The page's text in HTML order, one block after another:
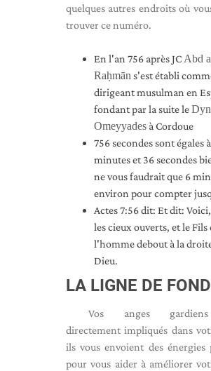
quelques autres endroits où
trouver ce numéro.
En l'an 756 après JC Abd
Raḥmān s'est établi
dirigeant musulman en
fondant par la suite le
Omeyyades à Cordoue
756 secondes sont égales à
minutes et 36 secondes
ne vous faudrait que 6
environ pour compter
Actes 7:56 dit: Et dit:
les cieux ouverts, et le Fils
l'homme debout à la
Dieu.
LA LIGNE DE FOND
Vos anges
directement impliqués dans
ils vous envoient des énergies
pour vous aider à améliorer